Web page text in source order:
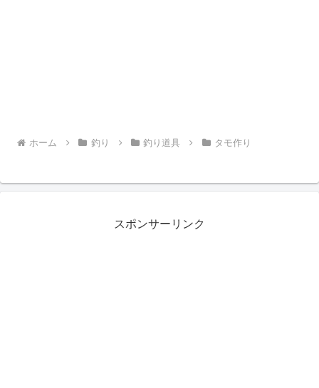
ホーム 釣り 釣り道具 タモ作り
スポンサーリンク